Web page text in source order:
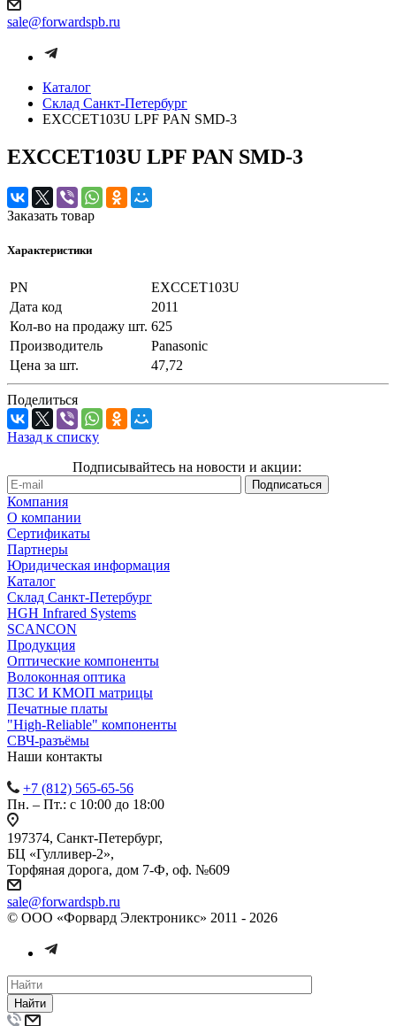
sale@forwardspb.ru
Каталог
Cклад Санкт-Петербург
EXCCET103U LPF PAN SMD-3
EXCCET103U LPF PAN SMD-3
Заказать товар
Характеристики
PN
EXCCET103U
Дата код
2011
Кол-во на продажу шт. 625
Производитель
Panasonic
Цена за шт.
47,72
Поделиться
Назад к списку
Подписывайтесь на новости и акции:
Компания
О компании
Сертификаты
Партнеры
Юридическая информация
Каталог
Cклад Санкт-Петербург
HGH Infrared Systems
SCANCON
Продукция
Оптические компоненты
Волоконная оптика
ПЗС И КМОП матрицы
Печатные платы
"High-Reliable" компоненты
СВЧ-разъёмы
Наши контакты
+7 (812) 565-65-56
Пн. – Пт.: с 10:00 до 18:00
197374, Санкт-Петербург,
БЦ «Гулливер-2»,
Торфяная дорога, дом 7-Ф, оф. №609
sale@forwardspb.ru
© ООО «Форвард Электроникс» 2011 - 2026
Найти